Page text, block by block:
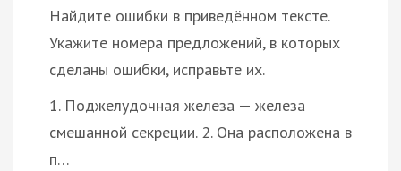
Найдите ошибки в приведённом тексте.
Укажите номера предложений, в которых
сделаны ошибки, исправьте их.
1. Поджелудочная железа — железа
смешанной секреции. 2. Она расположена в
п…